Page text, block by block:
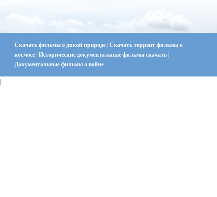
Скачать фильмы о дикой природе | Скачать торрент фильмы о
космосе | Исторические документальные фильмы скачать |
Документальные фильмы о войне
|